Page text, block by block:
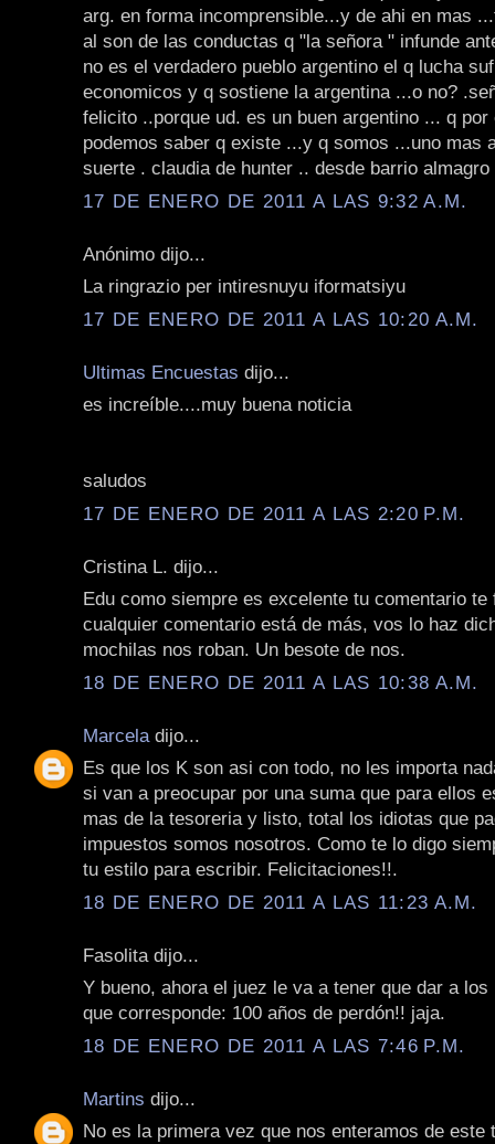
arg. en forma incomprensible...y de ahi en mas
al son de las conductas q "la señora " infunde
no es el verdadero pueblo argentino el q lucha
economicos y q sostiene la argentina ...o no?
felicito ..porque ud. es un buen argentino ... q por
podemos saber q existe ...y q somos ...uno mas
suerte . claudia de hunter .. desde barrio
17 DE ENERO DE 2011 A LAS 9:32 A.M.
Anónimo dijo...
La ringrazio per intiresnuyu iformatsiyu
17 DE ENERO DE 2011 A LAS 10:20 A.M.
Ultimas Encuestas dijo...
es increíble....muy buena noticia
saludos
17 DE ENERO DE 2011 A LAS 2:20 P.M.
Cristina L. dijo...
Edu como siempre es excelente tu comentario te
cualquier comentario está de más, vos lo haz
mochilas nos roban. Un besote de nos.
18 DE ENERO DE 2011 A LAS 10:38 A.M.
Marcela dijo...
Es que los K son asi con todo, no les importa
si van a preocupar por una suma que para ellos
mas de la tesoreria y listo, total los idiotas que
impuestos somos nosotros. Como te lo digo
tu estilo para escribir. Felicitaciones!!.
18 DE ENERO DE 2011 A LAS 11:23 A.M.
Fasolita dijo...
Y bueno, ahora el juez le va a tener que dar a los
que corresponde: 100 años de perdón!! jaja.
18 DE ENERO DE 2011 A LAS 7:46 P.M.
Martins dijo...
No es la primera vez que nos enteramos de este